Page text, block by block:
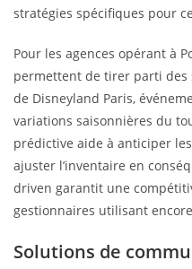
stratégies spécifiques pour
Pour les agences opérant à
permettent de tirer parti des
de Disneyland Paris,
variations saisonnières du
prédictive aide à anticiper
ajuster l’inventaire en
driven garantit une
gestionnaires utilisant
Solutions de